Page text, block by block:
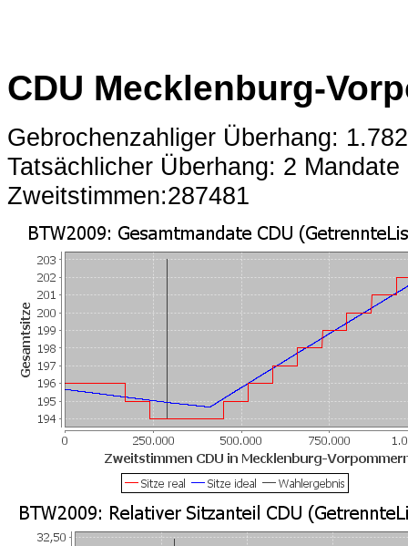
CDU Mecklenburg-
Gebrochenzahliger Überhang:
Tatsächlicher Überhang: 2 Mandate
Zweitstimmen:287481